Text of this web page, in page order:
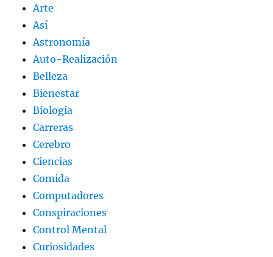
Arte
Así
Astronomía
Auto-Realización
Belleza
Bienestar
Biologia
Carreras
Cerebro
Ciencias
Comida
Computadores
Conspiraciones
Control Mental
Curiosidades